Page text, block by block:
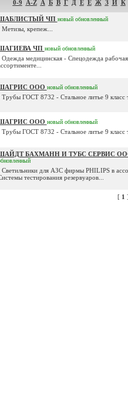
0-9 A-Z А Б В Г Д Е Ё Ж З И К
ЧП новый обновленный
Метизы, крепеж...
ЧП новый обновленный
Одежда медицинская - Спецодежда
ООО новый обновленный
Трубы ГОСТ 8732 - Стальное литье 9 класс
ООО новый обновленный
Трубы ГОСТ 8732 - Стальное литье 9 класс
БАХМАНН И ТУБС СЕРВИС
Светильники для АЗС фирмы PHILIPS в
тестирования резервуаров...
[ 1